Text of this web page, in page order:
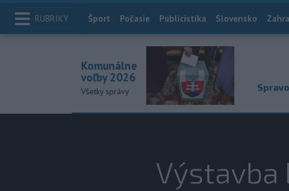
RUBRIKY Index
Šport Počasie Publicistika Slovensko
Komunálne
voľby 2026
Všetky správy
Výstavba